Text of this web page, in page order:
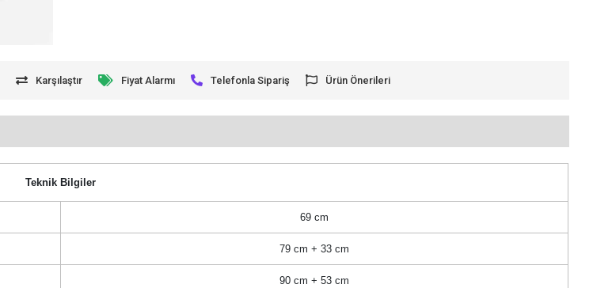
Karşılaştır Fiyat Alarmı Telefonla Sipariş Ürün Önerileri
Teknik Bilgiler
69 cm
79 cm + 33 cm
90 cm + 53 cm